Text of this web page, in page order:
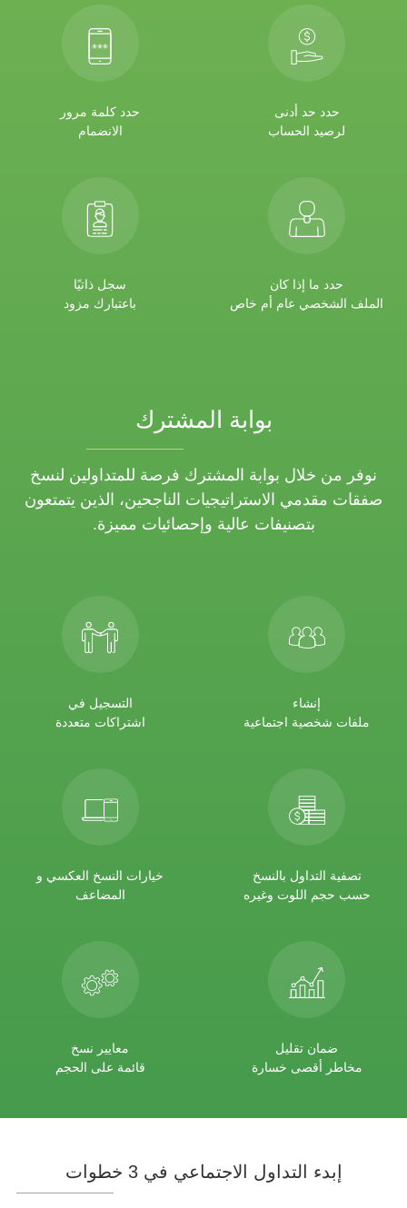
حدد حد أدنى
لرصيد الحساب
حدد كلمة مرور
الانضمام
حدد ما إذا كان
الملف الشخصي عام أم خاص
سجل ذاتيًا
باعتبارك مزود
بوابة المشترك
نوفر من خلال بوابة المشترك فرصة للمتداولين لنسخ
صفقات مقدمي الاستراتيجيات الناجحين، الذين يتمتعون
بتصنيفات عالية وإحصائيات مميزة.
إنشاء
ملفات شخصية اجتماعية
التسجيل في
اشتراكات متعددة
تصفية التداول بالنسخ
حسب حجم اللوت وغيره
خيارات النسخ العكسي و
المضاعف
ضمان تقليل
مخاطر أقصى خسارة
معايير نسخ
قائمة على الحجم
إبدء التداول الاجتماعي في 3 خطوات